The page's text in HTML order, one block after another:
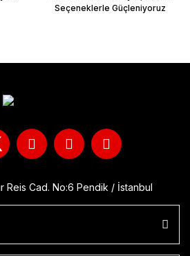
Seçeneklerle Güçleniyoruz
Reis Cad. No:6 Pendik / İstanbul